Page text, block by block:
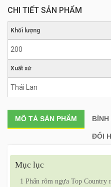
CHI TIẾT SẢN PHẨM
Khối lượng
200
Xuất xứ
Thái Lan
MÔ TẢ SẢN PHẨM
ĐỔI
Mục lục
1 Phấn rôm ngựa Top Country